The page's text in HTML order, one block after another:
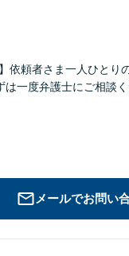
依頼者さま一人ひとり
一度弁護士にご相談
メールでお問い